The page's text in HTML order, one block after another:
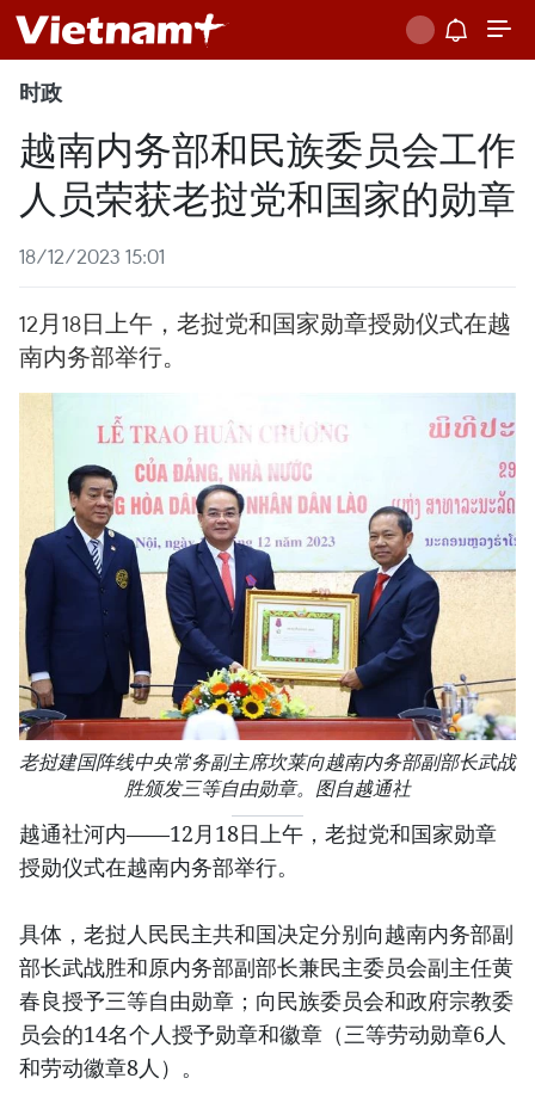
时政
越南内务部和民族委员会工作
人员荣获老挝党和国家的勋章
18/12/2023 15:01
12月18日上午，老挝党和国家勋章授勋仪式在越
南内务部举行。
老挝建国阵线中央常务副主席坎莱向越南内务部副部长武战
胜颁发三等自由勋章。图自越通社
越通社河内——12月18日上午，老挝党和国家勋章
授勋仪式在越南内务部举行。
具体，老挝人民民主共和国决定分别向越南内务部副
部长武战胜和原内务部副部长兼民主委员会副主任黄
春良授予三等自由勋章；向民族委员会和政府宗教委
员会的14名个人授予勋章和徽章（三等劳动勋章6人
和劳动徽章8人）。